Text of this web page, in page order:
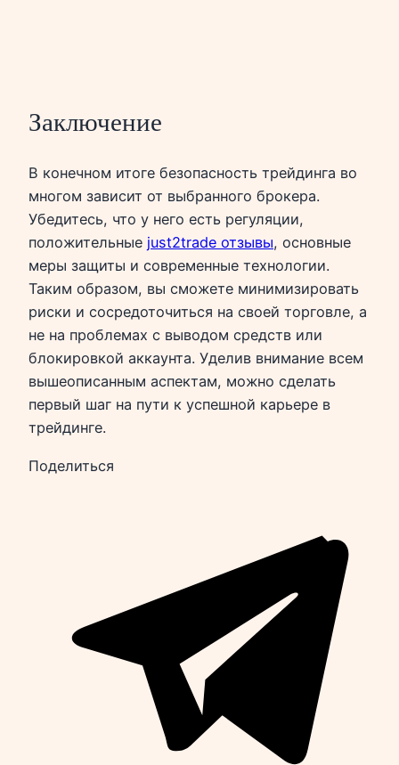
Заключение
В конечном итоге безопасность трейдинга во
многом зависит от выбранного брокера.
Убедитесь, что у него есть регуляции,
положительные just2trade отзывы, основные
меры защиты и современные технологии.
Таким образом, вы сможете минимизировать
риски и сосредоточиться на своей торговле, а
не на проблемах с выводом средств или
блокировкой аккаунта. Уделив внимание всем
вышеописанным аспектам, можно сделать
первый шаг на пути к успешной карьере в
трейдинге.
Поделиться